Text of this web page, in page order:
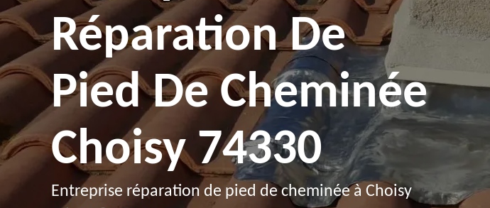
Réparation De
Pied De Cheminée
Choisy 74330
Entreprise réparation de pied de cheminée à Choisy